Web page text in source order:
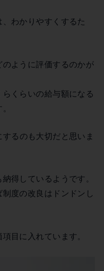
わかりやすくするた
のように評価するのかが
くらいの給与額になる
するのも大切だと思いま
得しているようです。
度の改良はドンドンし
目に入れています。